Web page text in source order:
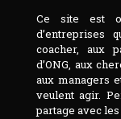
Ce site est
d’entreprises
coacher, aux
d’ONG, aux
aux managers
veulent agir.
partage avec